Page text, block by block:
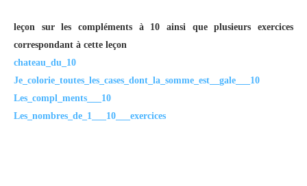
leçon sur les compléments à 10 ainsi que plusieurs exercices
correspondant à cette leçon
chateau_du_10
Je_colorie_toutes_les_cases_dont_la_somme_est__gale___10
Les_compl_ments___10
Les_nombres_de_1___10___exercices